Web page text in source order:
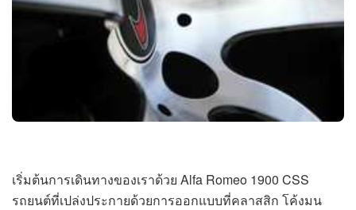
เริ่มต้นการเดินทางของเราด้วย Alfa Romeo 1900 CSS
รถยนต์ที่เปล่งประกายด้วยการออกแบบที่คลาสสิก โค้งมน